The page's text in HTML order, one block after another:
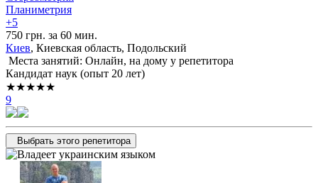
Планиметрия
+5
750 грн. за 60 мин.
Киев, Киевская область, Подольский
Места занятий: Онлайн, на дому у репетитора
Кандидат наук (опыт 20 лет)
★★★★★
9
Выбрать этого репетитора